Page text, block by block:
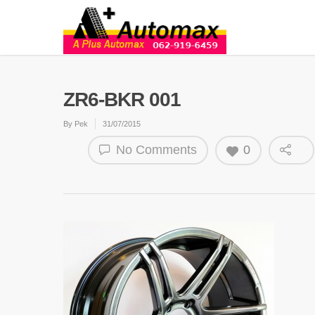
ZR6-BKR 001
By Pek 31/07/2015
No Comments 0